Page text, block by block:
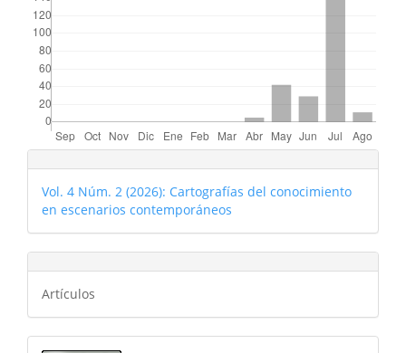
Vol. 4 Núm. 2 (2026): Cartografías del conocimiento
en escenarios contemporáneos
Artículos